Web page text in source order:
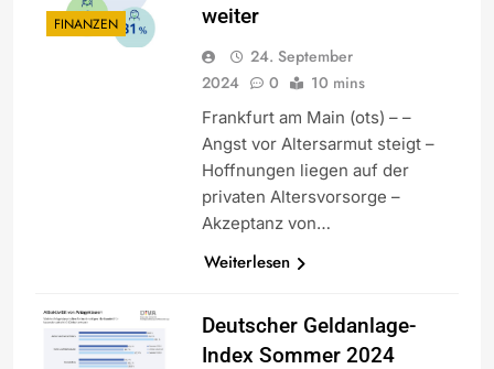
FINANZEN
weiter
24. September
2024
0 10 mins
Frankfurt am Main (ots) – –
Angst vor Altersarmut steigt –
Hoffnungen liegen auf der
privaten Altersvorsorge –
Akzeptanz von…
Weiterlesen
Deutscher Geldanlage-
Index Sommer 2024